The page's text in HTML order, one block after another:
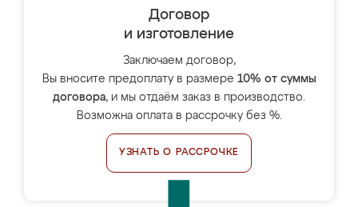
Договор
и изготовление
Заключаем договор,
Вы вносите предоплату в размере 10% от суммы
договора, и мы отдаём заказ в производство.
Возможна оплата в рассрочку без %.
УЗНАТЬ О РАССРОЧКЕ